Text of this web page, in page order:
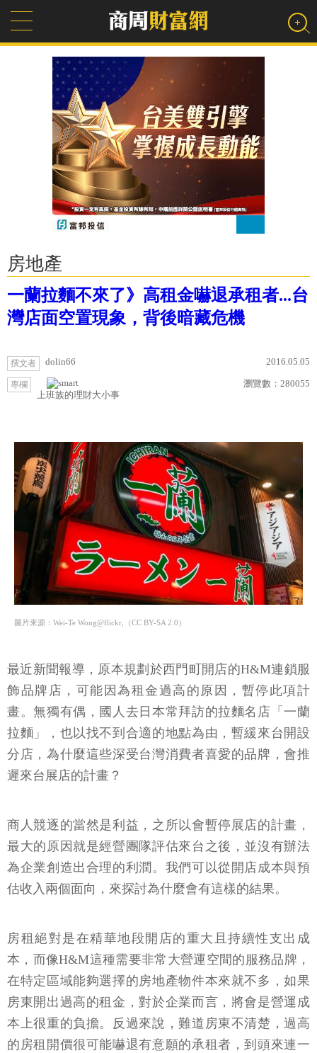
房地產
一蘭拉麵不來了》高租金嚇退承租者...台
灣店面空置現象，背後暗藏危機
撰文者 dolin66 2016.05.05
專欄
上班族的理財大小事
瀏覽數： 280055
圖片來源：Wei-Te Wong@flickr,（CC BY-SA 2.0）
最近新聞報導，原本規劃於西門町開店的H&M連鎖服
飾品牌店，可能因為租金過高的原因，暫停此項計
畫。無獨有偶，國人去日本常拜訪的拉麵名店「一蘭
拉麵」，也以找不到合適的地點為由，暫緩來台開設
分店，為什麼這些深受台灣消費者喜愛的品牌，會推
遲來台展店的計畫？
商人競逐的當然是利益，之所以會暫停展店的計畫，
最大的原因就是經營團隊評估來台之後，並沒有辦法
為企業創造出合理的利潤。我們可以從開店成本與預
估收入兩個面向，來探討為什麼會有這樣的結果。
房租絕對是在精華地段開店的重大且持續性支出成
本，而像H&M這種需要非常大營運空間的服務品牌，
在特定區域能夠選擇的房地產物件本來就不多，如果
房東開出過高的租金，對於企業而言，將會是營運成
本上很重的負擔。反過來說，難道房東不清楚，過高
的房租開價很可能嚇退有意願的承租者，到頭來連一